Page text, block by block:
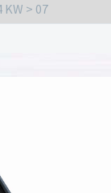
KW > 07